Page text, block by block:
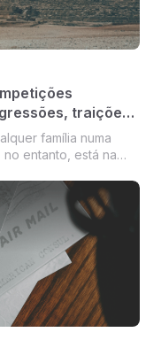
traições
família numa
entanto, está na